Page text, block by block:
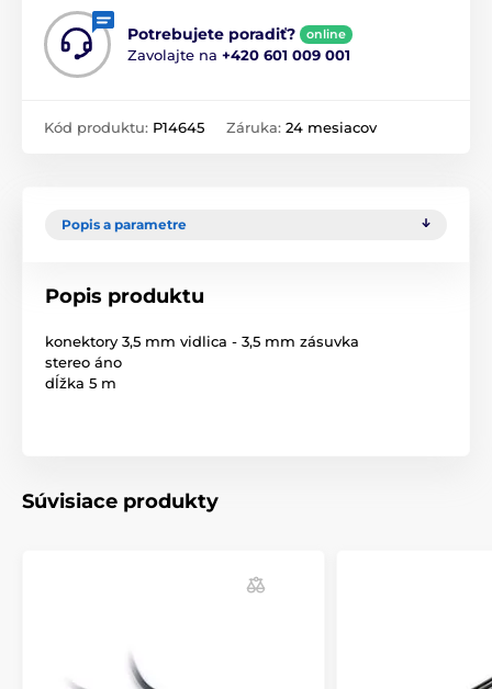
Potrebujete poradiť? online
Zavolajte na +420 601 009 001
Kód produktu: P14645 Záruka: 24 mesiacov
Popis a parametre
Popis produktu
konektory 3,5 mm vidlica - 3,5 mm zásuvka
stereo áno
dĺžka 5 m
Súvisiace produkty